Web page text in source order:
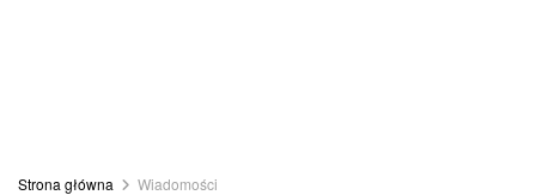
Strona główna Wiadomości